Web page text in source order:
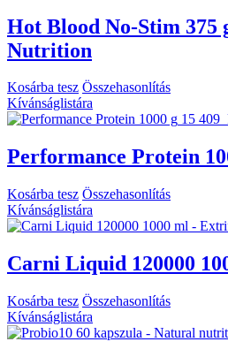
Hot Blood No-Stim 375
Nutrition
Kosárba tesz Összehasonlítás
Kívánságlistára
15 409
Performance Protein
Kosárba tesz Összehasonlítás
Kívánságlistára
Carni Liquid 120000
Kosárba tesz Összehasonlítás
Kívánságlistára